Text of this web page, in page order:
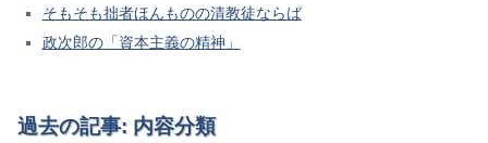
そもそも拙者ほんものの清教徒ならば
政次郎の「資本主義の精神」
過去の記事: 内容分類